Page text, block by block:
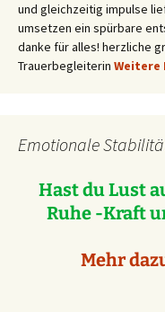
und gleichzeitig impulse
umsetzen ein spürbare
danke für alles! herzliche
Trauerbegleiterin Weitere
Emotionale
Hast du Lust
Ruhe -Kraft
Mehr